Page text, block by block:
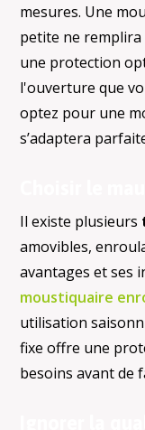
mesures. Une
petite ne
une protection
l'ouverture que
optez pour une
s’adaptera
Il existe plusieurs
amovibles,
avantages et ses
moustiquaire
utilisation
fixe offre une
besoins avant de